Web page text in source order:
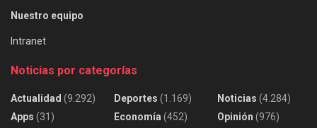
Nuestro equipo
Intranet
Noticias por categorías
Actualidad (9.292)
Apps (31)
Deportes (1.169)
Economía (452)
Noticias (4.284)
Opinión (976)